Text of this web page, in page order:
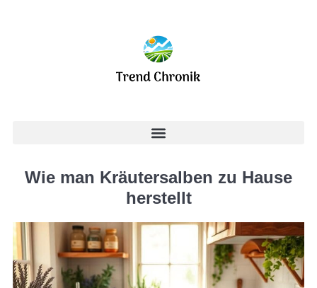
Wie man Kräutersalben zu Hause
herstellt